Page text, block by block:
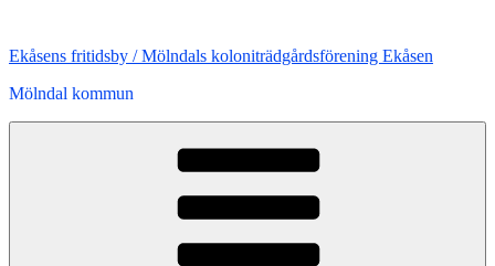
innehåll
Ekåsens fritidsby / Mölndals koloniträdgårdsförening Ekåsen
Mölndal kommun